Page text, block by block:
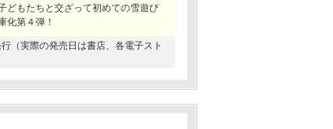
どもたちと交ざって初めての雪遊び
化第４弾！
（実際の発売日は書店、各電子スト